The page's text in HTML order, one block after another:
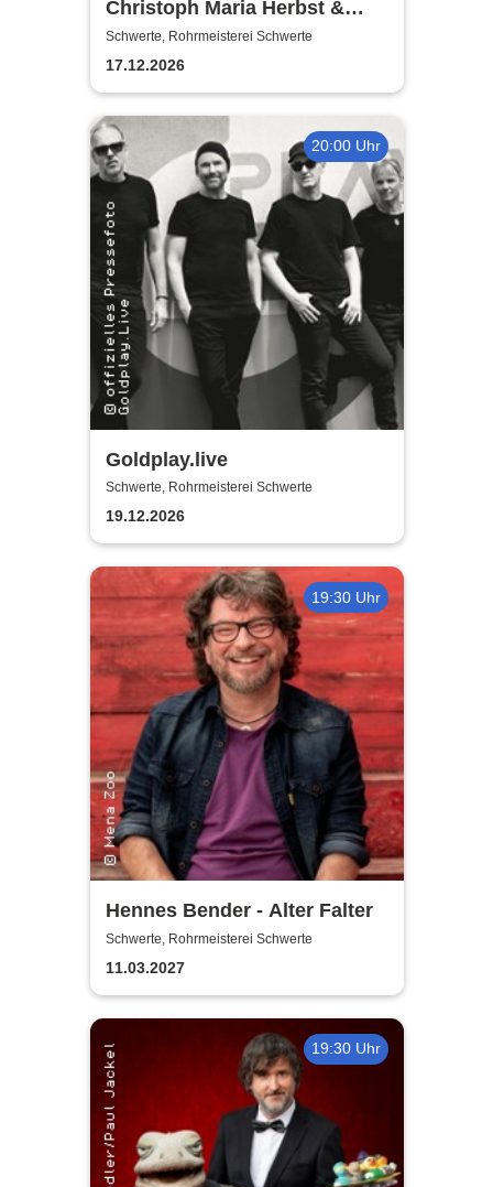
Christoph Maria Herbst &
Moritz Netenjakob - Das
ernsthafte Bemühen um
Albernheit
Schwerte, Rohrmeisterei Schwerte
17.12.2026
20:00 Uhr
Goldplay.live
Schwerte, Rohrmeisterei Schwerte
19.12.2026
19:30 Uhr
Hennes Bender - Alter Falter
Schwerte, Rohrmeisterei Schwerte
11.03.2027
19:30 Uhr